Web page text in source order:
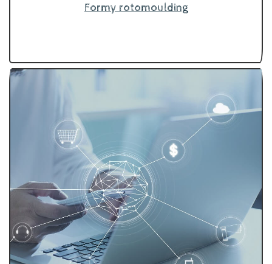
Formy rotomoulding